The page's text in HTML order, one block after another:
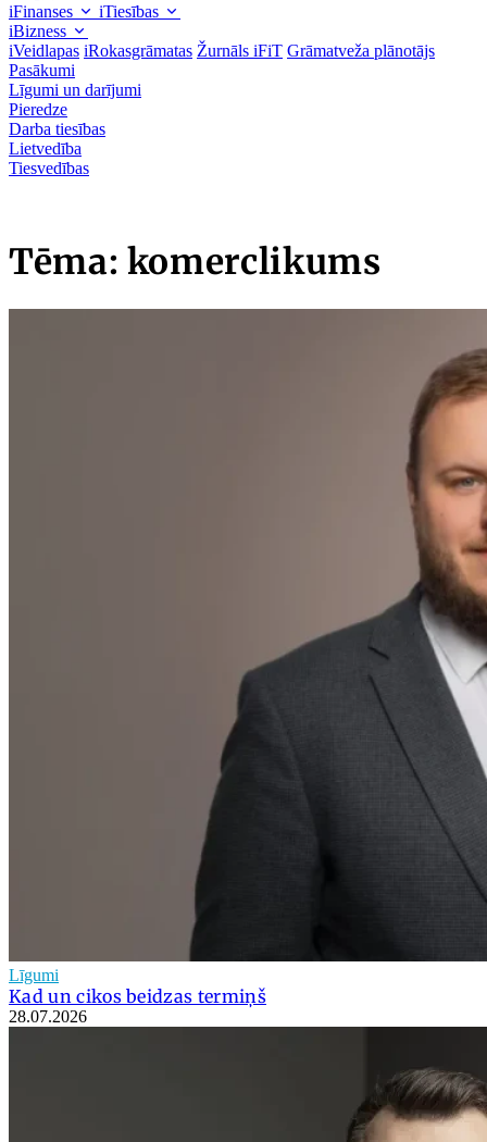
iFinanses
iTiesības
iBizness
iVeidlapas iRokasgrāmatas Žurnāls iFiT Grāmatveža plānotājs
Pasākumi
Līgumi un darījumi
Pieredze
Darba tiesības
Lietvedība
Tiesvedības
Tēma: komerclikums
Līgumi
Kad un cikos beidzas termiņš
28.07.2026